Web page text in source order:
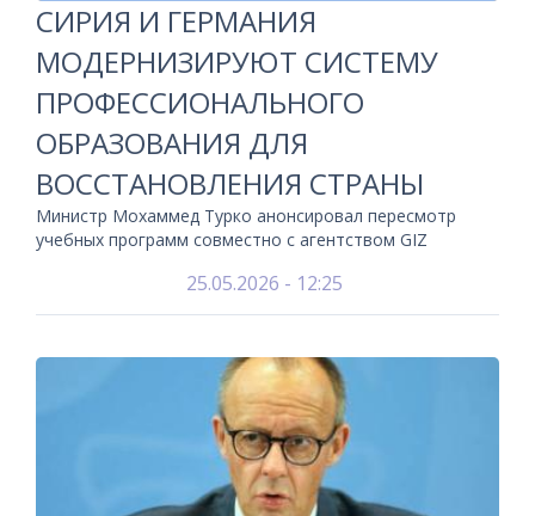
СИРИЯ И ГЕРМАНИЯ
МОДЕРНИЗИРУЮТ СИСТЕМУ
ПРОФЕССИОНАЛЬНОГО
ОБРАЗОВАНИЯ ДЛЯ
ВОССТАНОВЛЕНИЯ СТРАНЫ
Министр Мохаммед Турко анонсировал пересмотр
учебных программ совместно с агентством GIZ
25.05.2026 - 12:25